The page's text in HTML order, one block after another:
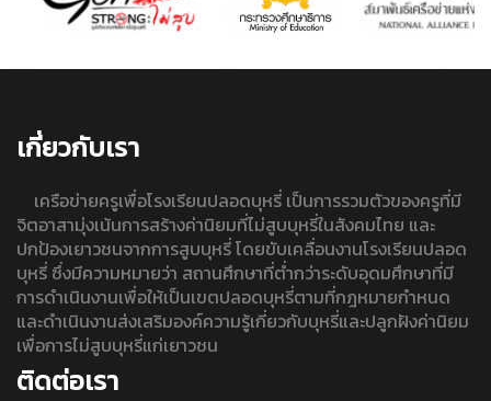
เกี่ยวกับเรา
เครือข่ายครูเพื่อโรงเรียนปลอดบุหรี่ เป็นการรวมตัวของครูที่มี
จิตอาสามุ่งเน้นการสร้างค่านิยมที่ไม่สูบบุหรี่ในสังคมไทย และ
ปกป้องเยาวชนจากการสูบบุหรี่ โดยขับเคลื่อนงานโรงเรียนปลอด
บุหรี่ ซึ่งมีความหมายว่า สถานศึกษาที่ต่ำกว่าระดับอุดมศึกษาที่มี
การดำเนินงานเพื่อให้เป็นเขตปลอดบุหรี่ตามที่กฎหมายกำหนด
และดำเนินงานส่งเสริมองค์ความรู้เกี่ยวกับบุหรี่และปลูกฝังค่านิยม
เพื่อการไม่สูบบุหรี่แก่เยาวชน
ติดต่อเรา